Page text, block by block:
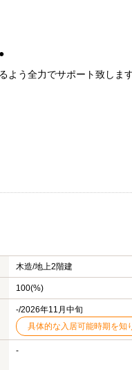
●
よう全力でサポート致しま
木造/地上2階建
100(%)
-/2026年11月中旬
具体的な入居可能時期を知
-